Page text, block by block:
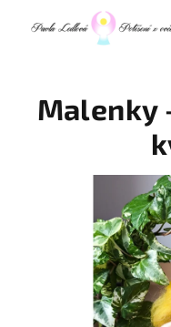
Malenky